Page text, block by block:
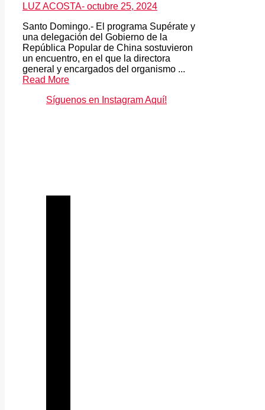
LUZ ACOSTA- octubre 25, 2024
Santo Domingo.- El programa Supérate y
una delegación del Gobierno de la
República Popular de China sostuvieron
un encuentro, en el que la directora
general y encargados del organismo ...
Read More
Síguenos en Instagram Aquí!